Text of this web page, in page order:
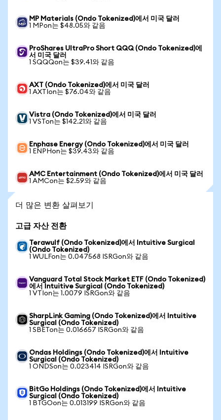
MP Materials (Ondo Tokenized)에서 미국 달러
1 MPon는 $48.05와 같음
ProShares UltraPro Short QQQ (Ondo Tokenized)에
서 미국 달러
1 SQQQon는 $39.41와 같음
AXT (Ondo Tokenized)에서 미국 달러
1 AXTIon는 $76.04와 같음
Vistra (Ondo Tokenized)에서 미국 달러
1 VSTon는 $142.21와 같음
Enphase Energy (Ondo Tokenized)에서 미국 달러
1 ENPHon는 $39.43와 같음
AMC Entertainment (Ondo Tokenized)에서 미국 달러
1 AMCon는 $2.59와 같음
더 많은 변환 살펴보기
고급 자산 전환
Terawulf (Ondo Tokenized)에서 Intuitive Surgical
(Ondo Tokenized)
1 WULFon는 0.047568 ISRGon와 같음
Vanguard Total Stock Market ETF (Ondo Tokenized)
에서 Intuitive Surgical (Ondo Tokenized)
1 VTIon는 1.0079 ISRGon와 같음
SharpLink Gaming (Ondo Tokenized)에서 Intuitive
Surgical (Ondo Tokenized)
1 SBETon는 0.016657 ISRGon와 같음
Ondas Holdings (Ondo Tokenized)에서 Intuitive
Surgical (Ondo Tokenized)
1 ONDSon는 0.023414 ISRGon와 같음
BitGo Holdings (Ondo Tokenized)에서 Intuitive
Surgical (Ondo Tokenized)
1 BTGOon는 0.013199 ISRGon와 같음